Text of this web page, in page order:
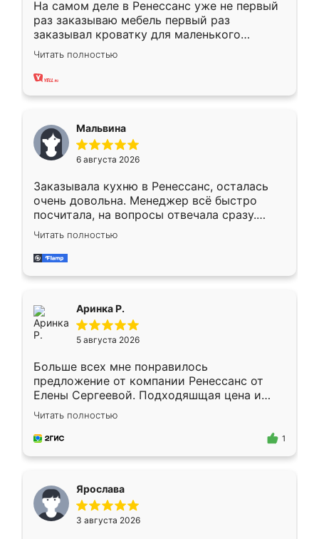
На самом деле в Ренессанс уже не первый
раз заказываю мебель первый раз
заказывал кроватку для маленького
ребёнка при его рождении ,во второй раз
заказал шкаф-купе. По качеству очень
хорошее сборка достаточно быстрая,
меньше, здесь же он более разнообразный.
Мне нравится ,если что-то потребуется из
мебели буду заказывать только здесь.
Читать полностью
Мальвина
6 августа 2026
Заказывала кухню в Ренессанс, осталась
очень довольна. Менеджер всё быстро
посчитала, на вопросы отвечала сразу.
Замерщик приехал в субботу, подошёл к
делу со всей ответственностью. Собрали
за день, ребята работали аккуратно, даже
Читать полностью
Аринка Р.
5 августа 2026
Больше всех мне понравилось
предложение от компании Ренессанс от
Елены Сергеевой. Подходяшщая цена и
короткие сроки изготовления. Приехавший
для замера сотрудник Владислав
предложил по моему эскизу самый
Читать полностью
1
Ярослава
3 августа 2026